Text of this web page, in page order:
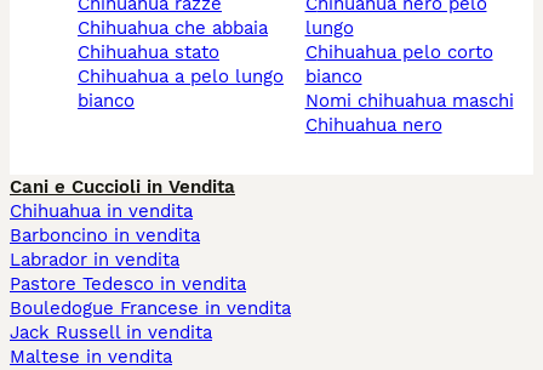
chihuahua che abbaia
chihuahua stato
chihuahua a pelo lungo
bianco
lungo
chihuahua pelo corto
bianco
nomi chihuahua maschi
chihuahua nero
Cani e Cuccioli in Vendita
Chihuahua in vendita
Barboncino in vendita
Labrador in vendita
Pastore Tedesco in vendita
Bouledogue Francese in vendita
Jack Russell in vendita
Maltese in vendita